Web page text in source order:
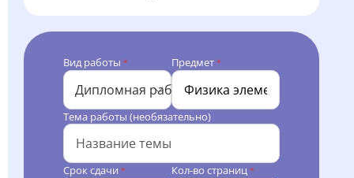
Вид работы *
Дипломная работа
Предмет *
Тема работы (необязательно)
Срок сдачи * Кол-во страниц *